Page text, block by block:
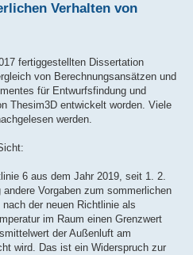
Verhalten von
fertiggestellten Dissertation
von Berechnungsansätzen und
für Entwurfsfindung und
Thesim3D entwickelt worden. Viele
werden.
6 aus dem Jahr 2019, seit 1. 2.
Vorgaben zum sommerlichen
der neuen Richtlinie als
im Raum einen Grenzwert
der Außenluft am
wird. Das ist ein Widerspruch zur